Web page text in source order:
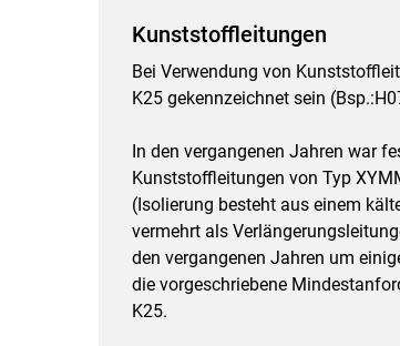
Kunststoffleitungen
Bei Verwendung von
K25 gekennzeichnet sein
In den vergangenen Jahren war
Kunststoffleitungen von Typ
(Isolierung besteht aus einem
vermehrt als
den vergangenen Jahren um
die vorgeschriebene
K25.